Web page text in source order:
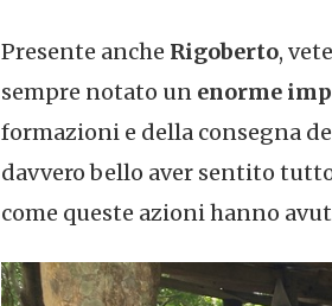
Presente anche Rigoberto,
sempre notato un enorme
formazioni e della consegna
davvero bello aver sentito
come queste azioni hanno